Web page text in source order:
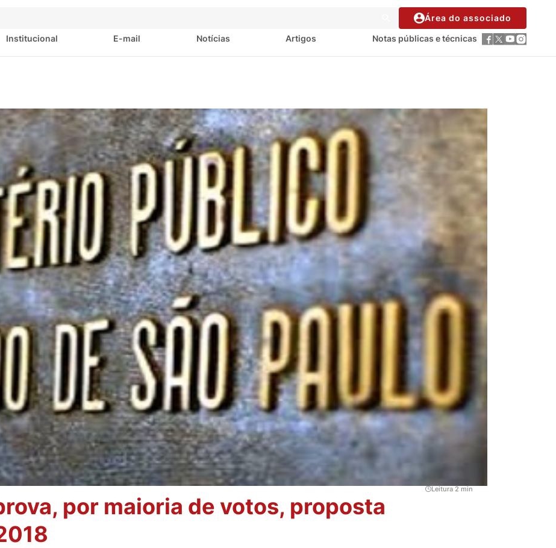
Área do associado
Institucional E-mail Notícias Artigos Notas públicas e técnicas
Leitura 2 min
por maioria de votos, proposta